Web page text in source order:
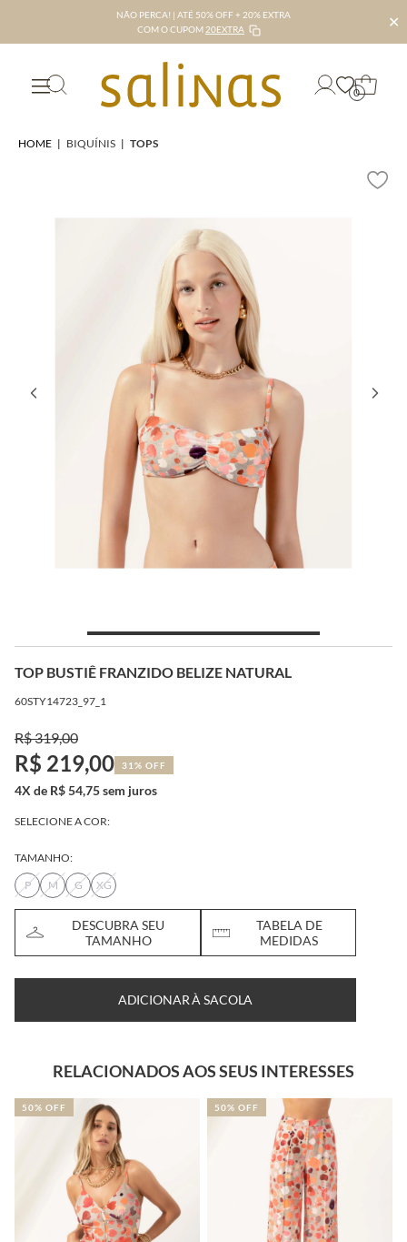
NÃO PERCA! | ATÉ 50% OFF + 20% EXTRA
COM O CUPOM 20EXTRA ✕
0
HOME | BIQUÍNIS | TOPS
TOP BUSTIÊ FRANZIDO BELIZE NATURAL
60STY14723_97_1
R$ 319,00
R$ 219,00 31% OFF
4X de R$ 54,75 sem juros
SELECIONE A COR:
TAMANHO:
P
M G XG
DESCUBRA SEU
TAMANHO
TABELA DE
MEDIDAS
ADICIONAR À SACOLA
RELACIONADOS AOS SEUS INTERESSES
50% OFF 50% OFF